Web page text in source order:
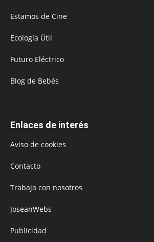
Estamos de Cine
Ecología Útil
Futuro Eléctrico
Blog de Bebés
Enlaces de interés
Aviso de cookies
Contacto
Trabaja con nosotros
JoseanWebs
Publicidad